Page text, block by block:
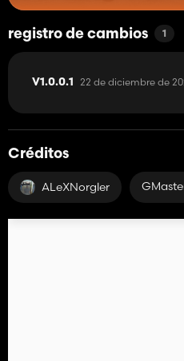
registro de cambios 1
V1.0.0.1 22 de diciembre de
Créditos
ALeXNorgler